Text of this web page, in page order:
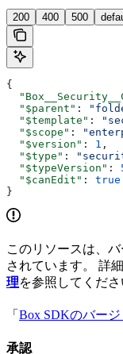
200 400 500
{
  "$parent"
:
  "$template"
:
  "$scope"
:
  "$version"
: 1 ,
  "$type"
:
  "$typeVersion"
:
  "$canEdit"
: true
}
このリソースは、
されています。 詳
理を参照してくださ
「 Box SDKのバー
承認